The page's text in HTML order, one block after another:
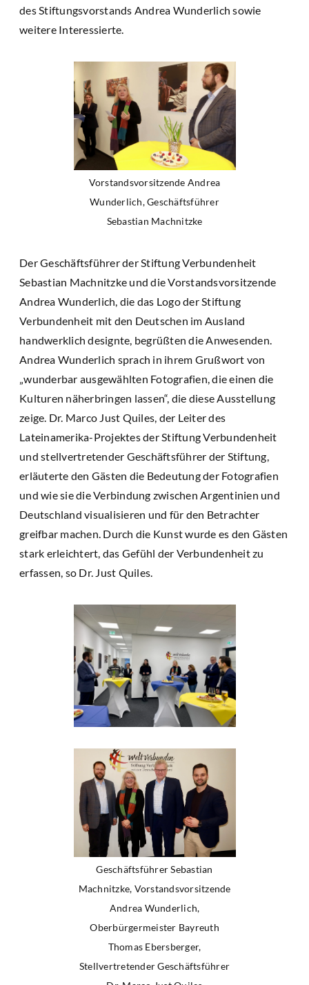
des Stiftungsvorstands Andrea Wunderlich sowie
weitere Interessierte.
Vorstandsvorsitzende Andrea
Wunderlich, Geschäftsführer
Sebastian Machnitzke
Der Geschäftsführer der Stiftung Verbundenheit
Sebastian Machnitzke und die Vorstandsvorsitzende
Andrea Wunderlich, die das Logo der Stiftung
Verbundenheit mit den Deutschen im Ausland
handwerklich designte, begrüßten die Anwesenden.
Andrea Wunderlich sprach in ihrem Grußwort von
„wunderbar ausgewählten Fotografien, die einen die
Kulturen näherbringen lassen“, die diese Ausstellung
zeige. Dr. Marco Just Quiles, der Leiter des
Lateinamerika-Projektes der Stiftung Verbundenheit
und stellvertretender Geschäftsführer der Stiftung,
erläuterte den Gästen die Bedeutung der Fotografien
und wie sie die Verbindung zwischen Argentinien und
Deutschland visualisieren und für den Betrachter
greifbar machen. Durch die Kunst wurde es den Gästen
stark erleichtert, das Gefühl der Verbundenheit zu
erfassen, so Dr. Just Quiles.
Geschäftsführer Sebastian
Machnitzke, Vorstandsvorsitzende
Andrea Wunderlich,
Oberbürgermeister Bayreuth
Thomas Ebersberger,
Stellvertretender Geschäftsführer